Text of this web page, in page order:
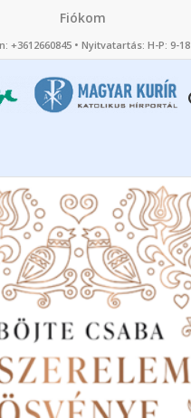
Fiókom
+3612660845 • Nyitvatartás: H-P: 9-18